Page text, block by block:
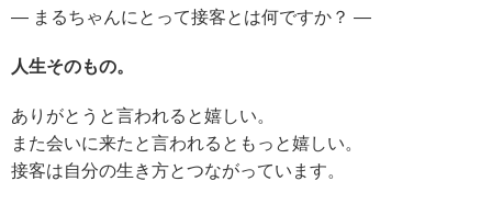
— まるちゃんにとって接客とは何ですか？ —
人生そのもの。
ありがとうと言われると嬉しい。
また会いに来たと言われると もっと嬉しい。
接客は自分の生き方とつながっています。